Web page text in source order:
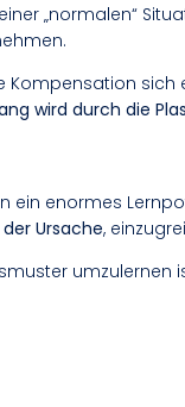
„normalen“
Kompensation sich
wird durch die
ein enormes
Ursache,
umzulernen